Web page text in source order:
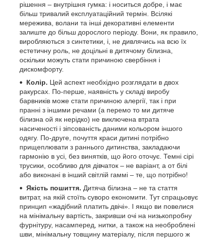
рішення – внутрішня гумка: і носиться добре, і має
більш тривалий експлуатаційний термін. Всілякі
мережива, волани та інші декоративні елементи
залиште до більш дорослого періоду. Вони, як правило,
виробляються з синтетики, і, не дивлячись на всю їх
естетичну роль, не доцільні в дитячому білизна,
оскільки можуть стати причиною свербіння і
дискомфорту.
Колір. Цей аспект необхідно розглядати в двох
ракурсах. По-перше, наявність у складі виробу
барвників може стати причиною алергії, так і при
пранні з іншими речами (а перемо то ми дитяче
білизна ой як нерідко) не виключена втрата
насиченості і зіпсованість даними кольором іншого
одягу. По-друге, почуття краси дитині потрібно
прищеплювати з раннього дитинства, закладаючи
гармонію в усі, без винятків, що його оточує. Темні сірі
трусики, особливо для дівчаток – не варіант, а от білі
або виконані в інший світлій гаммі – те, що потрібно!
Якість пошиття. Дитяча білизна – не та стаття
витрат, на якій стоїть суворо економити. Тут спрацьовує
принцип «жадібний платить двічі». І якщо ви повелися
на мінімальну вартість, закривши очі на низькопробну
фурнітуру, насамперед, нитки, а також на необроблені
шви, мінімальну товщину матеріалу, після першого ж